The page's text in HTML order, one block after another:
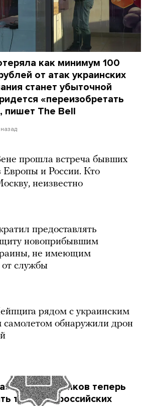
как минимум 100
от атак украинских
станет убыточной
«переизобретать
пишет The Bell
прошла встреча бывших
Европы и России. Кто
неизвестно
предоставлять
новоприбывшим
не имеющим
службы
рядом с украинским
самолетом обнаружили дрон
и других банков теперь
только в российских